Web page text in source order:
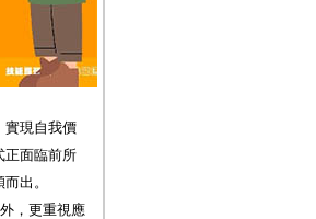
實現自我價
正面臨前所
出。
，更重視應